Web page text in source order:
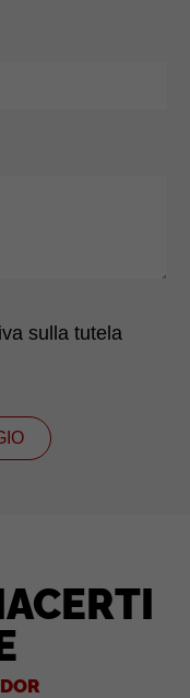
sulla tutela